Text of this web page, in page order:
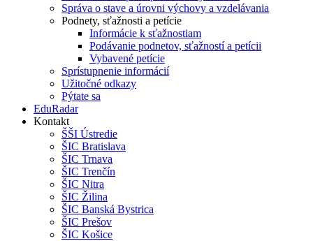
Správa o stave a úrovni výchovy a vzdelávania
Podnety, sťažnosti a petície
Informácie k sťažnostiam
Podávanie podnetov, sťažností a petícii
Vybavené petície
Sprístupnenie informácií
Užitočné odkazy
Pýtate sa
EduRadar
Kontakt
ŠŠI Ústredie
ŠIC Bratislava
ŠIC Trnava
ŠIC Trenčín
ŠIC Nitra
ŠIC Žilina
ŠIC Banská Bystrica
ŠIC Prešov
ŠIC Košice